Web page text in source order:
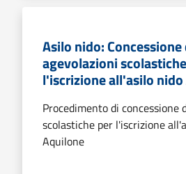
Asilo nido: Concessione
agevolazioni
l'iscrizione all'asilo
Procedimento di concessione
scolastiche per l'iscrizione
Aquilone